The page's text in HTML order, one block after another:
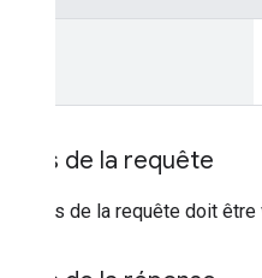
Corps de la requête
Le corps de la requête doit être